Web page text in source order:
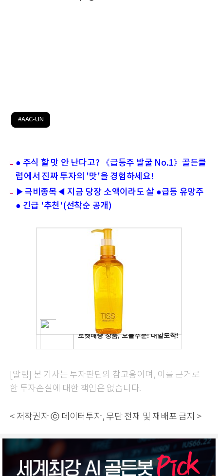
#AAC-UN
● 주식 할 맛 안 난다고? 《급등주 발굴 No.1》골든클
럽에서 진짜 투자의 '맛'을 경험하세요!
▶극비종목◀ 지금 당장 소액이라도 살 ●급등 유망주
● 긴급 '추천'(선착순 공개)
[알림] 본 기사는 투자판단의 참고용이며, 이를 근거로
한 투자손실에 대한 책임은 없습니다.
< 저작권자 ⓒ 데이터투자, 무단 전재 및 재배포 금지 >